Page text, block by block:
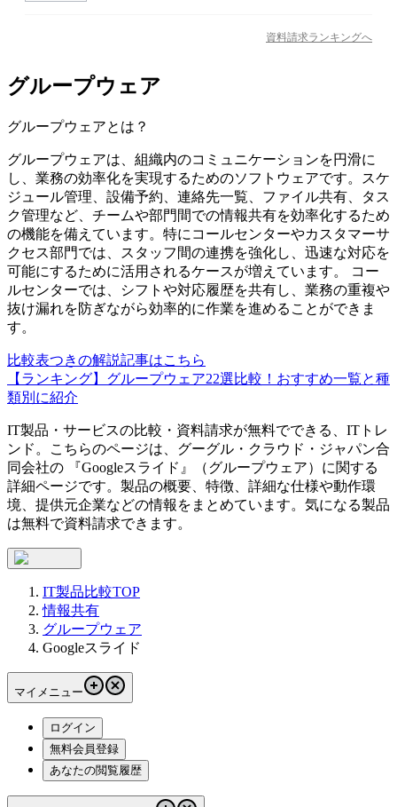
資料請求ランキングへ
グループウェア
グループウェアとは？
グループウェアは、組織内のコミュニケーションを円滑に
し、業務の効率化を実現するためのソフトウェアです。スケ
ジュール管理、設備予約、連絡先一覧、ファイル共有、タス
ク管理など、チームや部門間での情報共有を効率化するため
の機能を備えています。特にコールセンターやカスタマーサ
クセス部門では、スタッフ間の連携を強化し、迅速な対応を
可能にするために活用されるケースが増えています。 コー
ルセンターでは、シフトや対応履歴を共有し、業務の重複や
抜け漏れを防ぎながら効率的に作業を進めることができま
す。
比較表つきの解説記事はこちら
【ランキング】グループウェア22選比較！おすすめ一覧と種
類別に紹介
IT製品・サービスの比較・資料請求が無料でできる、ITトレ
ンド。こちらのページは、 グーグル・クラウド・ジャパン合
同会社の 『Googleスライド 』（グループウェア）に関する
詳細ページです。製品の概要、特徴、詳細な仕様や動作環
境、提供元企業などの情報をまとめています。気になる製品
は無料で資料請求できます。
IT製品比較TOP
情報共有
グループウェア
Googleスライド
マイメニュー
ログイン
無料会員登録
あなたの閲覧履歴